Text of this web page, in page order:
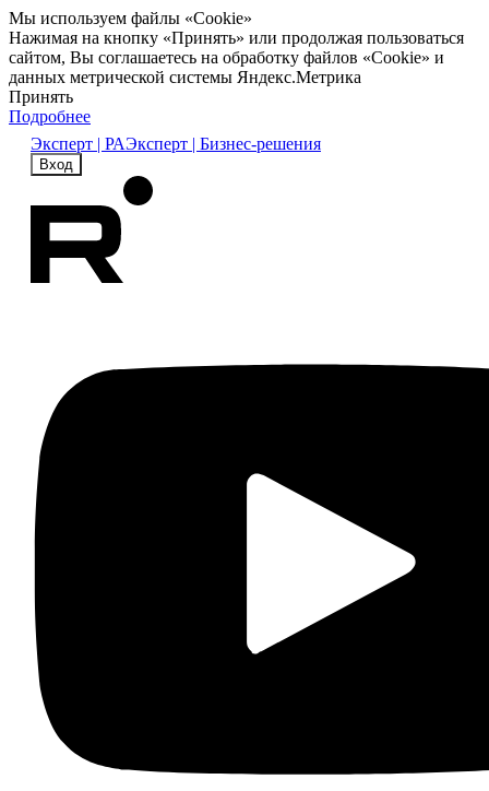
Мы используем файлы «Cookie»
Нажимая на кнопку «Принять» или продолжая пользоваться
сайтом, Вы соглашаетесь на обработку файлов «Cookie» и
данных метрической системы Яндекс.Метрика
Принять
Подробнее
Эксперт | РАЭксперт | Бизнес-решения
Вход